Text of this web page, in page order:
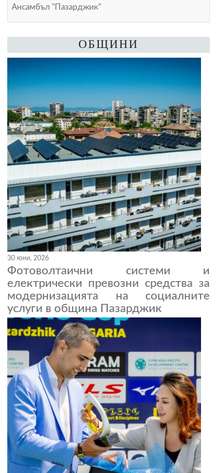
Ансамбъл "Пазарджик"
ОБЩИНИ
30 юни, 2026
Фотоволтаични системи и
електрически превозни средства за
модернизацията на социалните
услуги в община Пазарджик